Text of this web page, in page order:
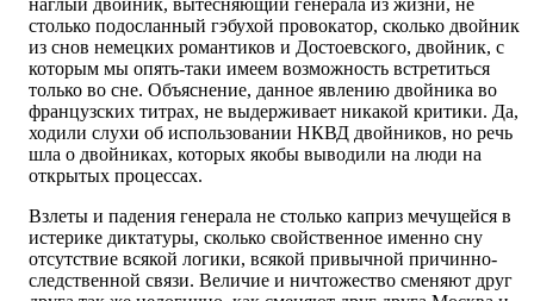
наглый двойник, вытесняющий генерала из жизни, не
столько подосланный гэбухой провокатор, сколько двойник
из снов немецких романтиков и Достоевского, двойник, с
которым мы опять-таки имеем возможность встретиться
только во сне. Объяснение, данное явлению двойника во
французских титрах, не выдерживает никакой критики. Да,
ходили слухи об использовании НКВД двойников, но речь
шла о двойниках, которых якобы выводили на люди на
открытых процессах.
Взлеты и падения генерала не столько каприз мечущейся в
истерике диктатуры, сколько свойственное именно сну
отсутствие всякой логики, всякой привычной причинно-
следственной связи. Величие и ничтожество сменяют друг